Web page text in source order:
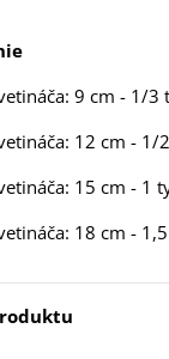
9 cm - 1/3
12 cm - 1/
15 cm - 1
18 cm -